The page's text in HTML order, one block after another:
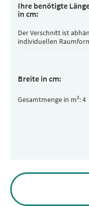
Ihre benötigte
in cm:
Der Verschnitt ist
individuellen
Breite in cm:
Gesamtmenge in m²:
Alternative: